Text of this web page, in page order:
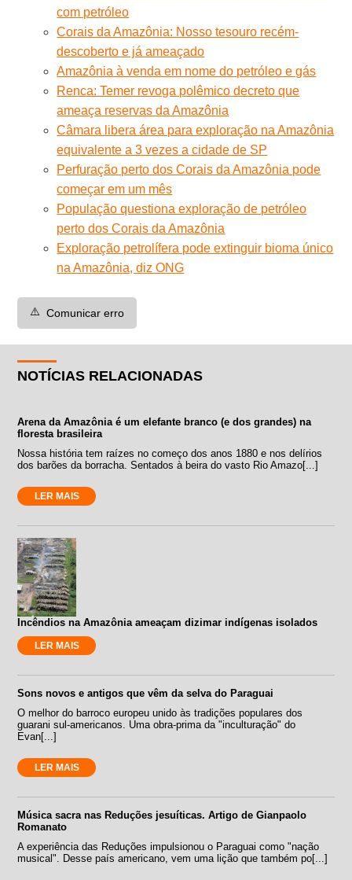
com petróleo
Corais da Amazônia: Nosso tesouro recém-
descoberto e já ameaçado
Amazônia à venda em nome do petróleo e gás
Renca: Temer revoga polêmico decreto que
ameaça reservas da Amazônia
Câmara libera área para exploração na Amazônia
equivalente a 3 vezes a cidade de SP
Perfuração perto dos Corais da Amazônia pode
começar em um mês
População questiona exploração de petróleo
perto dos Corais da Amazônia
Exploração petrolífera pode extinguir bioma único
na Amazônia, diz ONG
⚠️ Comunicar erro
NOTÍCIAS RELACIONADAS
Arena da Amazônia é um elefante branco (e dos grandes) na
floresta brasileira
Nossa história tem raízes no começo dos anos 1880 e nos delírios
dos barões da borracha. Sentados à beira do vasto Rio Amazo[...]
LER MAIS
Incêndios na Amazônia ameaçam dizimar indígenas isolados
LER MAIS
Sons novos e antigos que vêm da selva do Paraguai
O melhor do barroco europeu unido às tradições populares dos
guarani sul-americanos. Uma obra-prima da "inculturação" do
Evan[...]
LER MAIS
Música sacra nas Reduções jesuíticas. Artigo de Gianpaolo
Romanato
A experiência das Reduções impulsionou o Paraguai como "nação
musical". Desse país americano, vem uma lição que também po[...]